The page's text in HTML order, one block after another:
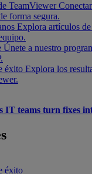
TeamViewer
forma segura.
Explora artículos de
Únete a nuestro
éxito Explora los
IT teams turn fixes
éxito